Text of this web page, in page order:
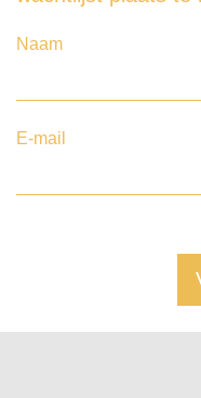
Naam
E-mail